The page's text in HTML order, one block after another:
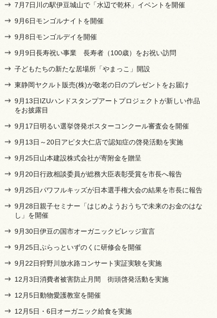
7月7日川の駅伊豆城山で「水辺で乾杯」イベントを開催
9月6日モンゴルナイトを開催
9月8日モンゴルデイを開催
9月9日長寿祝い事業 長寿者（100歳）をお祝い訪問
子どもたちの新たな居場所「やまっこ」開設
東静岡ヤクルト販売(株)が敬老の日のプレゼントをお届け
9月13日IZUハンドスタンプアートプロジェクトが新しい作品
をお披露目
9月17日明るい選挙啓発ポスターコンクール審査会を開催
9月13日～20日アピタ大仁店で認知症の啓発活動を実施
9月25日山本建設株式会社が寄附金を贈呈
9月20日行政相談委員が総務大臣表彰受賞を市長へ報告
9月25日パワフルキッズが日本選手権大会の結果を市長に報告
9月28日親子セミナー「はじめようおうちで未来のお金のはな
し」を開催
9月30日伊豆の国市オーガニックビレッジ宣言
9月25日ぷらっといずのくに研修会を開催
9月22日狩野川放水路コンサート実証実験を実施
12月3日消費者被害防止月間 街頭啓発活動を実施
12月5日動物愛護教室を開催
12月5日・6日オーガニック給食を実施